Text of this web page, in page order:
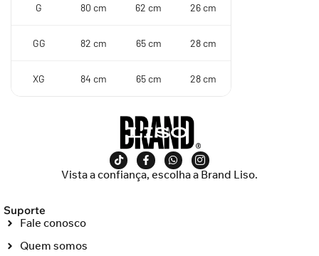
G 80 cm 62 cm 26 cm
GG 82 cm 65 cm 28 cm
XG 84 cm 65 cm 28 cm
Vista a confiança, escolha a Brand Liso.
Suporte
Fale conosco
Quem somos